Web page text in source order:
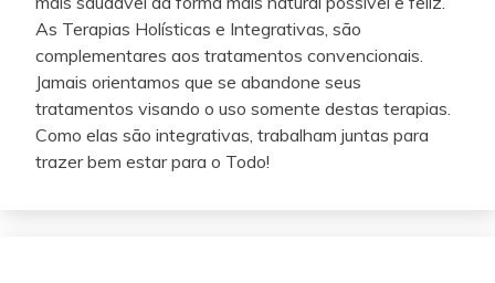
As Terapias Holísticas e Integrativas, são
complementares aos tratamentos convencionais.
Jamais orientamos que se abandone seus
tratamentos visando o uso somente destas terapias.
Como elas são integrativas, trabalham juntas para
trazer bem estar para o Todo!